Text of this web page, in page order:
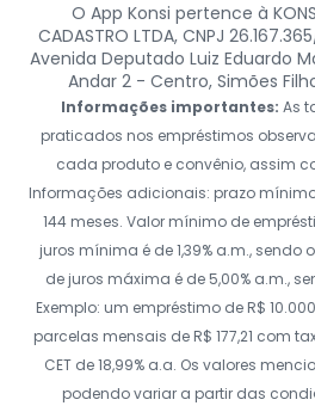
O App Konsi pertence à KONSI
CADASTRO LTDA, CNPJ
Avenida Deputado Luiz Eduardo
Andar 2 - Centro, Simões
Informações importantes: As
praticados nos empréstimos
cada produto e convênio, assim
Informações adicionais: prazo
144 meses. Valor mínimo de
juros mínima é de 1,39% a.m., sendo
de juros máxima é de 5,00% a.m.,
Exemplo: um empréstimo de R$
parcelas mensais de R$ 177,21 com
CET de 18,99% a.a. Os valores
podendo variar a partir das